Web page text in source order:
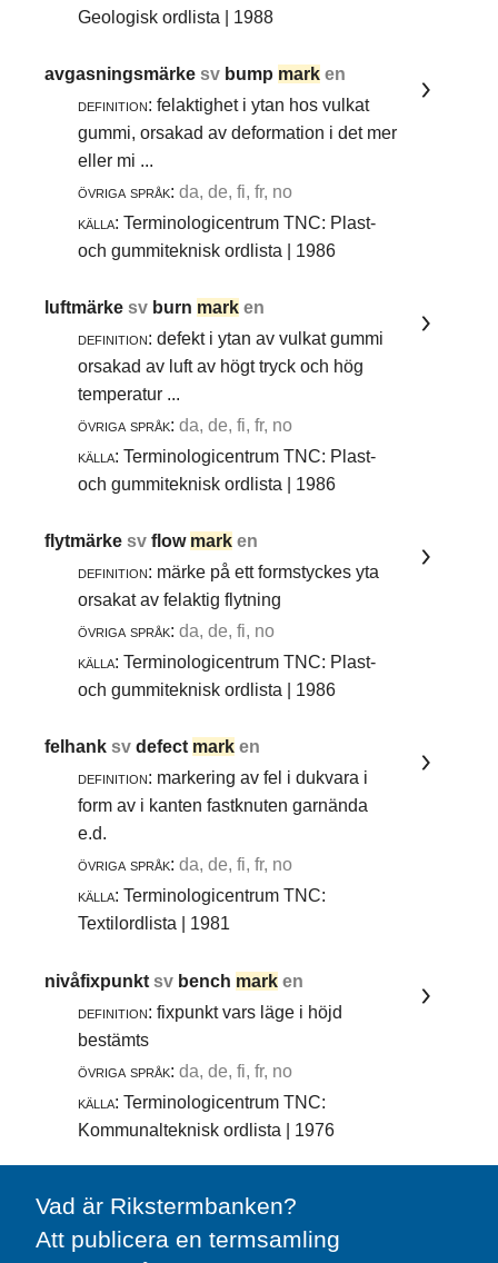
Geologisk ordlista | 1988
avgasningsmärkesv bump mark en
definition: felaktighet i ytan hos vulkat
gummi, orsakad av deformation i det mer
eller mi ...
övriga språk: da, de, fi, fr, no
källa: Terminologicentrum TNC: Plast-
och gummiteknisk ordlista | 1986
luftmärkesv burn mark en
definition: defekt i ytan av vulkat gummi
orsakad av luft av högt tryck och hög
temperatur ...
övriga språk: da, de, fi, fr, no
källa: Terminologicentrum TNC: Plast-
och gummiteknisk ordlista | 1986
flytmärkesvflow mark en
definition: märke på ett formstyckes yta
orsakat av felaktig flytning
övriga språk: da, de, fi, no
källa: Terminologicentrum TNC: Plast-
och gummiteknisk ordlista | 1986
felhanksvdefect mark en
definition: markering av fel i dukvara i
form av i kanten fastknuten garnända
e.d.
övriga språk: da, de, fi, fr, no
källa: Terminologicentrum TNC:
Textilordlista | 1981
nivåfixpunktsv bench mark en
definition: fixpunkt vars läge i höjd
bestämts
övriga språk: da, de, fi, fr, no
källa: Terminologicentrum TNC:
Kommunalteknisk ordlista | 1976
Vad är Rikstermbanken?
Att publicera en termsamling